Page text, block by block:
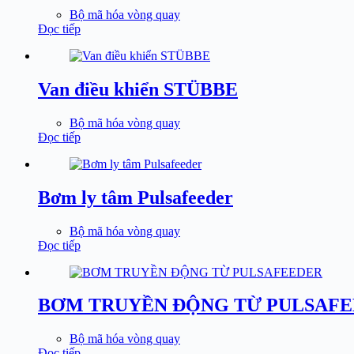
Bộ mã hóa vòng quay
Đọc tiếp
Van điều khiển STÜBBE
Bộ mã hóa vòng quay
Đọc tiếp
Bơm ly tâm Pulsafeeder
Bộ mã hóa vòng quay
Đọc tiếp
BƠM TRUYỀN ĐỘNG TỪ
Bộ mã hóa vòng quay